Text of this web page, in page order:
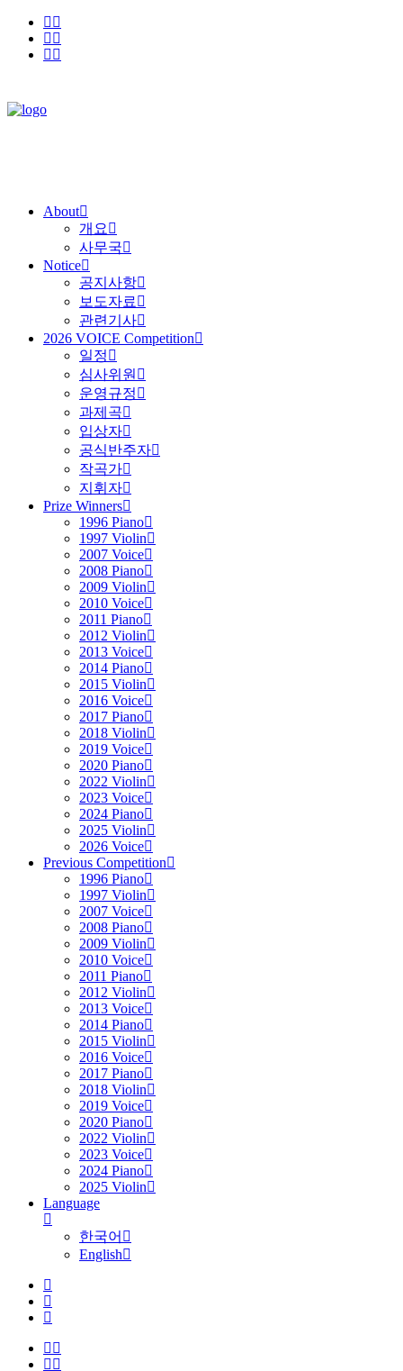
About
개요
사무국
Notice
공지사항
보도자료
관련기사
2026 VOICE Competition
일정
심사위원
운영규정
과제곡
입상자
공식반주자
작곡가
지휘자
Prize Winners
1996 Piano
1997 Violin
2007 Voice
2008 Piano
2009 Violin
2010 Voice
2011 Piano
2012 Violin
2013 Voice
2014 Piano
2015 Violin
2016 Voice
2017 Piano
2018 Violin
2019 Voice
2020 Piano
2022 Violin
2023 Voice
2024 Piano
2025 Violin
2026 Voice
Previous Competition
1996 Piano
1997 Violin
2007 Voice
2008 Piano
2009 Violin
2010 Voice
2011 Piano
2012 Violin
2013 Voice
2014 Piano
2015 Violin
2016 Voice
2017 Piano
2018 Violin
2019 Voice
2020 Piano
2022 Violin
2023 Voice
2024 Piano
2025 Violin
Language
한국어
English